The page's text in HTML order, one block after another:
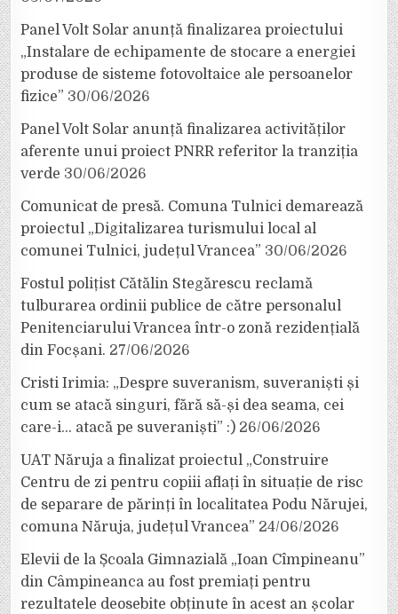
Panel Volt Solar anunță finalizarea proiectului
„Instalare de echipamente de stocare a energiei
produse de sisteme fotovoltaice ale persoanelor
fizice” 30/06/2026
Panel Volt Solar anunță finalizarea activităților
aferente unui proiect PNRR referitor la tranziția
verde 30/06/2026
Comunicat de presă. Comuna Tulnici demarează
proiectul „Digitalizarea turismului local al
comunei Tulnici, județul Vrancea” 30/06/2026
Fostul polițist Cătălin Stegărescu reclamă
tulburarea ordinii publice de către personalul
Penitenciarului Vrancea într-o zonă rezidențială
din Focșani. 27/06/2026
Cristi Irimia: „Despre suveranism, suveraniști și
cum se atacă singuri, fără să-și dea seama, cei
care-i… atacă pe suveraniști” :) 26/06/2026
UAT Năruja a finalizat proiectul „Construire
Centru de zi pentru copiii aflați în situație de risc
de separare de părinți în localitatea Podu Nărujei,
comuna Năruja, județul Vrancea” 24/06/2026
Elevii de la Școala Gimnazială „Ioan Cîmpineanu”
din Câmpineanca au fost premiați pentru
rezultatele deosebite obținute în acest an școlar